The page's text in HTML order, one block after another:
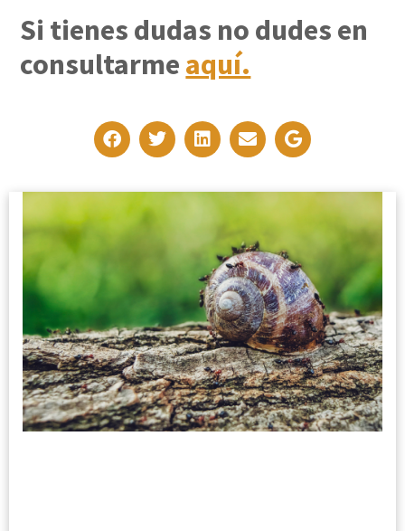
Si tienes dudas no dudes en
consultarme aquí.